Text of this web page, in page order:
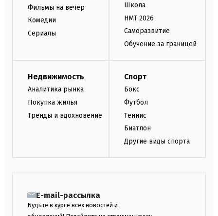
Фильмы на вечер
Комедии
Сериалы
Школа
НМТ 2026
Саморазвитие
Обучение за границей
Недвижимость
Аналитика рынка
Покупка жилья
Тренды и вдохновение
Спорт
Бокс
Футбол
Теннис
Биатлон
Другие виды спорта
E-mail-рассылка
Будьте в курсе всех новостей и